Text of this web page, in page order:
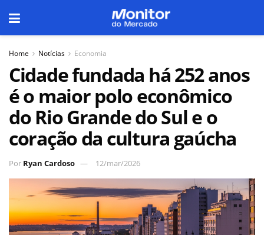
Home Notícias Economia
Cidade fundada há 252 anos
é o maior polo econômico
do Rio Grande do Sul e o
coração da cultura gaúcha
Por Ryan Cardoso 12/mar/2026